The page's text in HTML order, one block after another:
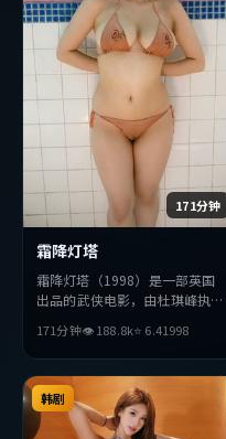
171分钟
霜降灯塔
霜降灯塔（1998）是一部英国
出品的武侠电影，由杜琪峰执
主演。影片在叙事与视听上力求
突破，探讨人性与抉择，节奏张
弛有度，适合喜欢该类型的观众
完整观看。
171分钟👁188.8k⭐ 6.41998
韩剧